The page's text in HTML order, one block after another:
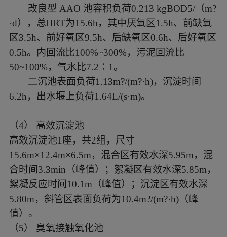
改良型 AAO 池容积负荷0.213 kgBOD5/（m?
·d），总HRT为15.6h，其中厌氧区1.5h、前缺氧
区3.5h、前好氧区9.5h、后缺氧区0.6h、后好氧区
0.5h。内回流比100%~300%，污泥回流比
50~100%，气水比7.2∶1。
二沉池表面负荷1.13m?/(m?·h)，沉淀时间
6.2h，出水堰上负荷1.64L/(s·m)。
（4）
高效沉淀池
高效沉淀池1座，共2组，尺寸
15.6m×12.4m×6.5m，混合区有效水深5.95m，混
合时间3.3min（峰值）；絮凝区有效水深5.85m，
絮凝反应时间10.1m（峰值）；沉淀区有效水深
5.80m，斜管区表面负荷为10.4m?/(m?·h)（峰
值）。
（5）
臭氧接触氧化池